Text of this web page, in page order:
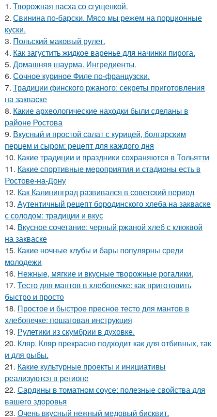
1. Творожная пасха со сгущенкой.
2. Свинина по-барски. Мясо мы режем на порционные
куски.
3. Польский маковый рулет.
4. Как загустить жидкое варенье для начинки пирога.
5. Домашняя шаурма. Ингредиенты.
6. Сочное куриное Филе по-французски.
7. Традиции финского ржаного: секреты приготовления
на закваске
8. Какие археологические находки были сделаны в
районе Ростова
9. Вкусный и простой салат с курицей, болгарским
перцем и сыром: рецепт для каждого дня
10. Какие традиции и праздники сохраняются в Тольятти
11. Какие спортивные мероприятия и стадионы есть в
Ростове-на-Дону
12. Как Калининград развивался в советский период
13. Аутентичный рецепт бородинского хлеба на закваске
с солодом: традиции и вкус
14. Вкусное сочетание: черный ржаной хлеб с клюквой
на закваске
15. Какие ночные клубы и бары популярны среди
молодежи
16. Нежные, мягкие и вкусные творожные рогалики.
17. Тесто для мантов в хлебопечке: как приготовить
быстро и просто
18. Простое и быстрое пресное тесто для мантов в
хлебопечке: пошаговая инструкция
19. Рулетики из скумбрии в духовке.
20. Кляр. Кляр прекрасно подходит как для отбивных, так
и для рыбы.
21. Какие культурные проекты и инициативы
реализуются в регионе
22. Сардины в томатном соусе: полезные свойства для
вашего здоровья
23. Очень вкусный нежный медовый бисквит.